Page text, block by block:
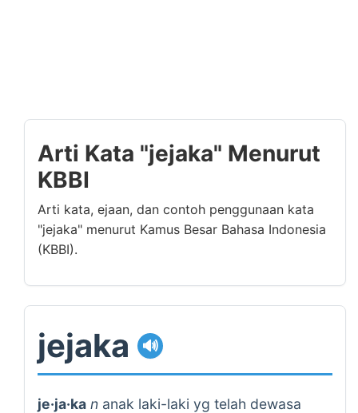
Arti Kata "jejaka" Menurut
KBBI
Arti kata, ejaan, dan contoh penggunaan kata
"jejaka" menurut Kamus Besar Bahasa Indonesia
(KBBI).
jejaka 🔊
je·ja·ka n anak laki-laki yg telah dewasa